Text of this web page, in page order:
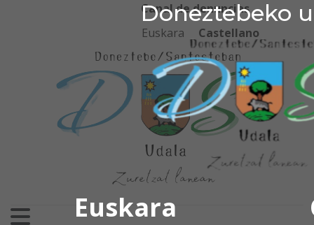
Doneztebeko
Euskara
Doneztebeko udala
Canal de denuncias
Euskara
Castellano